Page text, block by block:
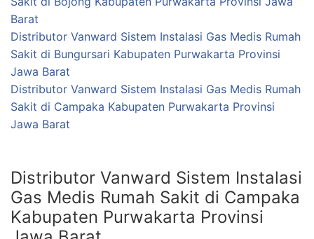
Barat
Distributor Vanward Sistem Instalasi Gas Medis Rumah
Sakit di Bungursari Kabupaten Purwakarta Provinsi
Jawa Barat
Distributor Vanward Sistem Instalasi Gas Medis Rumah
Sakit di Campaka Kabupaten Purwakarta Provinsi
Jawa Barat
Distributor Vanward Sistem Instalasi
Gas Medis Rumah Sakit di Campaka
Kabupaten Purwakarta Provinsi